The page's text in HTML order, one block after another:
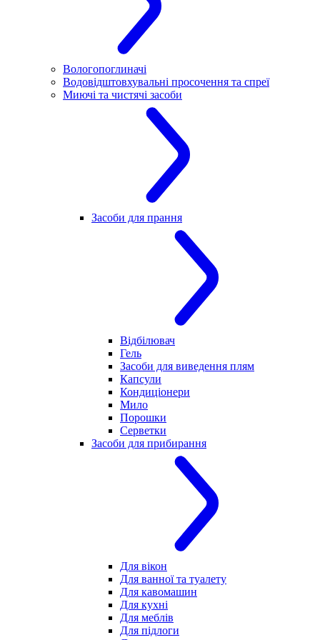
Вологопоглиначі
Водовідштовхувальні просочення та спреї
Миючі та чистячі засоби
Засоби для прання
Відбілювач
Гель
Засоби для виведення плям
Капсули
Кондиціонери
Мило
Порошки
Серветки
Засоби для прибирання
Для вікон
Для ванної та туалету
Для кавомашин
Для кухні
Для меблів
Для підлоги